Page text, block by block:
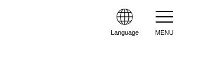
Language MENU